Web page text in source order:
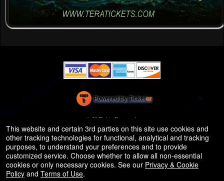
Powered by Ticketor
Efficient Night Club & Bar Ticketing Software – Easy Setup
© All Rights Reserved.
50.28.84.148
Terms of Use
This website and certain 3rd parties on this site use cookies and
other tracking technologies for functional, analytical and tracking
purposes, to understand your preferences and to provide
customized service. Choose whether to allow all non-essential
cookies or only necessary cookies. See our Privacy & Cookie
Policy and Terms of Use.